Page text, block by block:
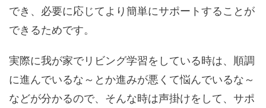
でき、必要に応じてより簡単にサポートすることが
できるためです。
実際に我が家でリビング学習をしている時は、順調
に進んでいるな～とか進みが悪くて悩んでいるな～
などが分かるので、そんな時は声掛けをして、サポ